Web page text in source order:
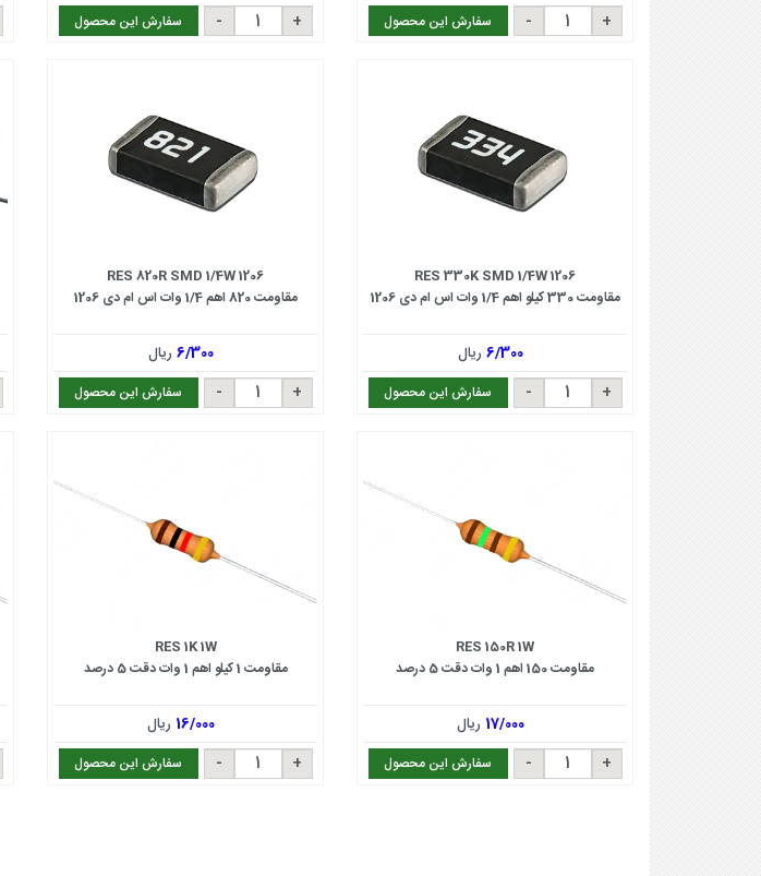
سفارش این محصول سفارش این محصول
RES 330K SMD 1/4W 1206
مقاومت 330 کیلو اهم 1/4 وات اس ام دی 1206
6/300ریال
سفارش این محصول
RES 820R SMD 1/4W 1206
مقاومت 820 اهم 1/4 وات اس ام دی 1206
6/300ریال
سفارش این محصول
RES 150R 1W
مقاومت 150 اهم 1 وات دقت 5 درصد
17/000 ریال
سفارش این محصول
RES 1K 1W
مقاومت 1 کیلو اهم 1 وات دقت 5 درصد
16/000 ریال
سفارش این محصول